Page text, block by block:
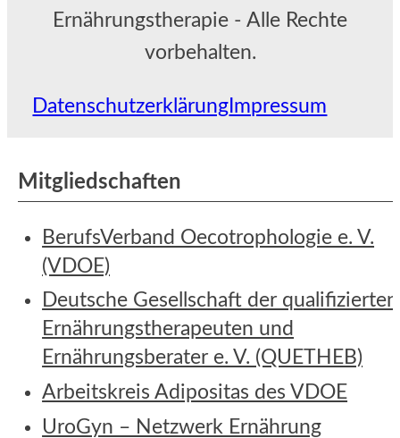
Ernährungstherapie - Alle Rechte
vorbehalten.
Datenschutzerklärung Impressum
Mitgliedschaften
BerufsVerband Oecotrophologie e. V.
(VDOE)
Deutsche Gesellschaft der qualifizierten
Ernährungstherapeuten und
Ernährungsberater e. V. (QUETHEB)
Arbeitskreis Adipositas des VDOE
UroGyn – Netzwerk Ernährung